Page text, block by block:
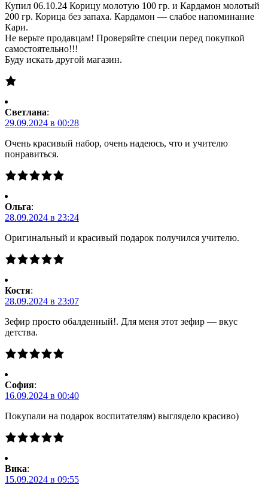
Купил 06.10.24 Корицу молотую 100 гр. и Кардамон молотый
200 гр. Корица без запаха. Кардамон — слабое напоминание
Кари.
Не верьте продавцам! Проверяйте специи перед покупкой
самостоятельно!!!
Буду искать другой магазин.
Светлана:
29.09.2024 в 00:28
Очень красивый набор, очень надеюсь, что и учителю
понравиться.
Ольга:
28.09.2024 в 23:24
Оригинальный и красивый подарок получился учителю.
Костя:
28.09.2024 в 23:07
Зефир просто обалденный!. Для меня этот зефир — вкус
детства.
Cофия:
16.09.2024 в 00:40
Покупали на подарок воспитателям) выглядело красиво)
Вика:
15.09.2024 в 09:55